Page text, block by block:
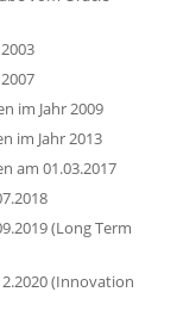
im Jahr 2009
im Jahr 2013
am 01.03.2017
(Long Term
(Innovation